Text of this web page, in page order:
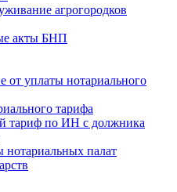
агрогородков
акты БНП
от уплаты нотариального
тарифа
тариф по ИН с должника
палат